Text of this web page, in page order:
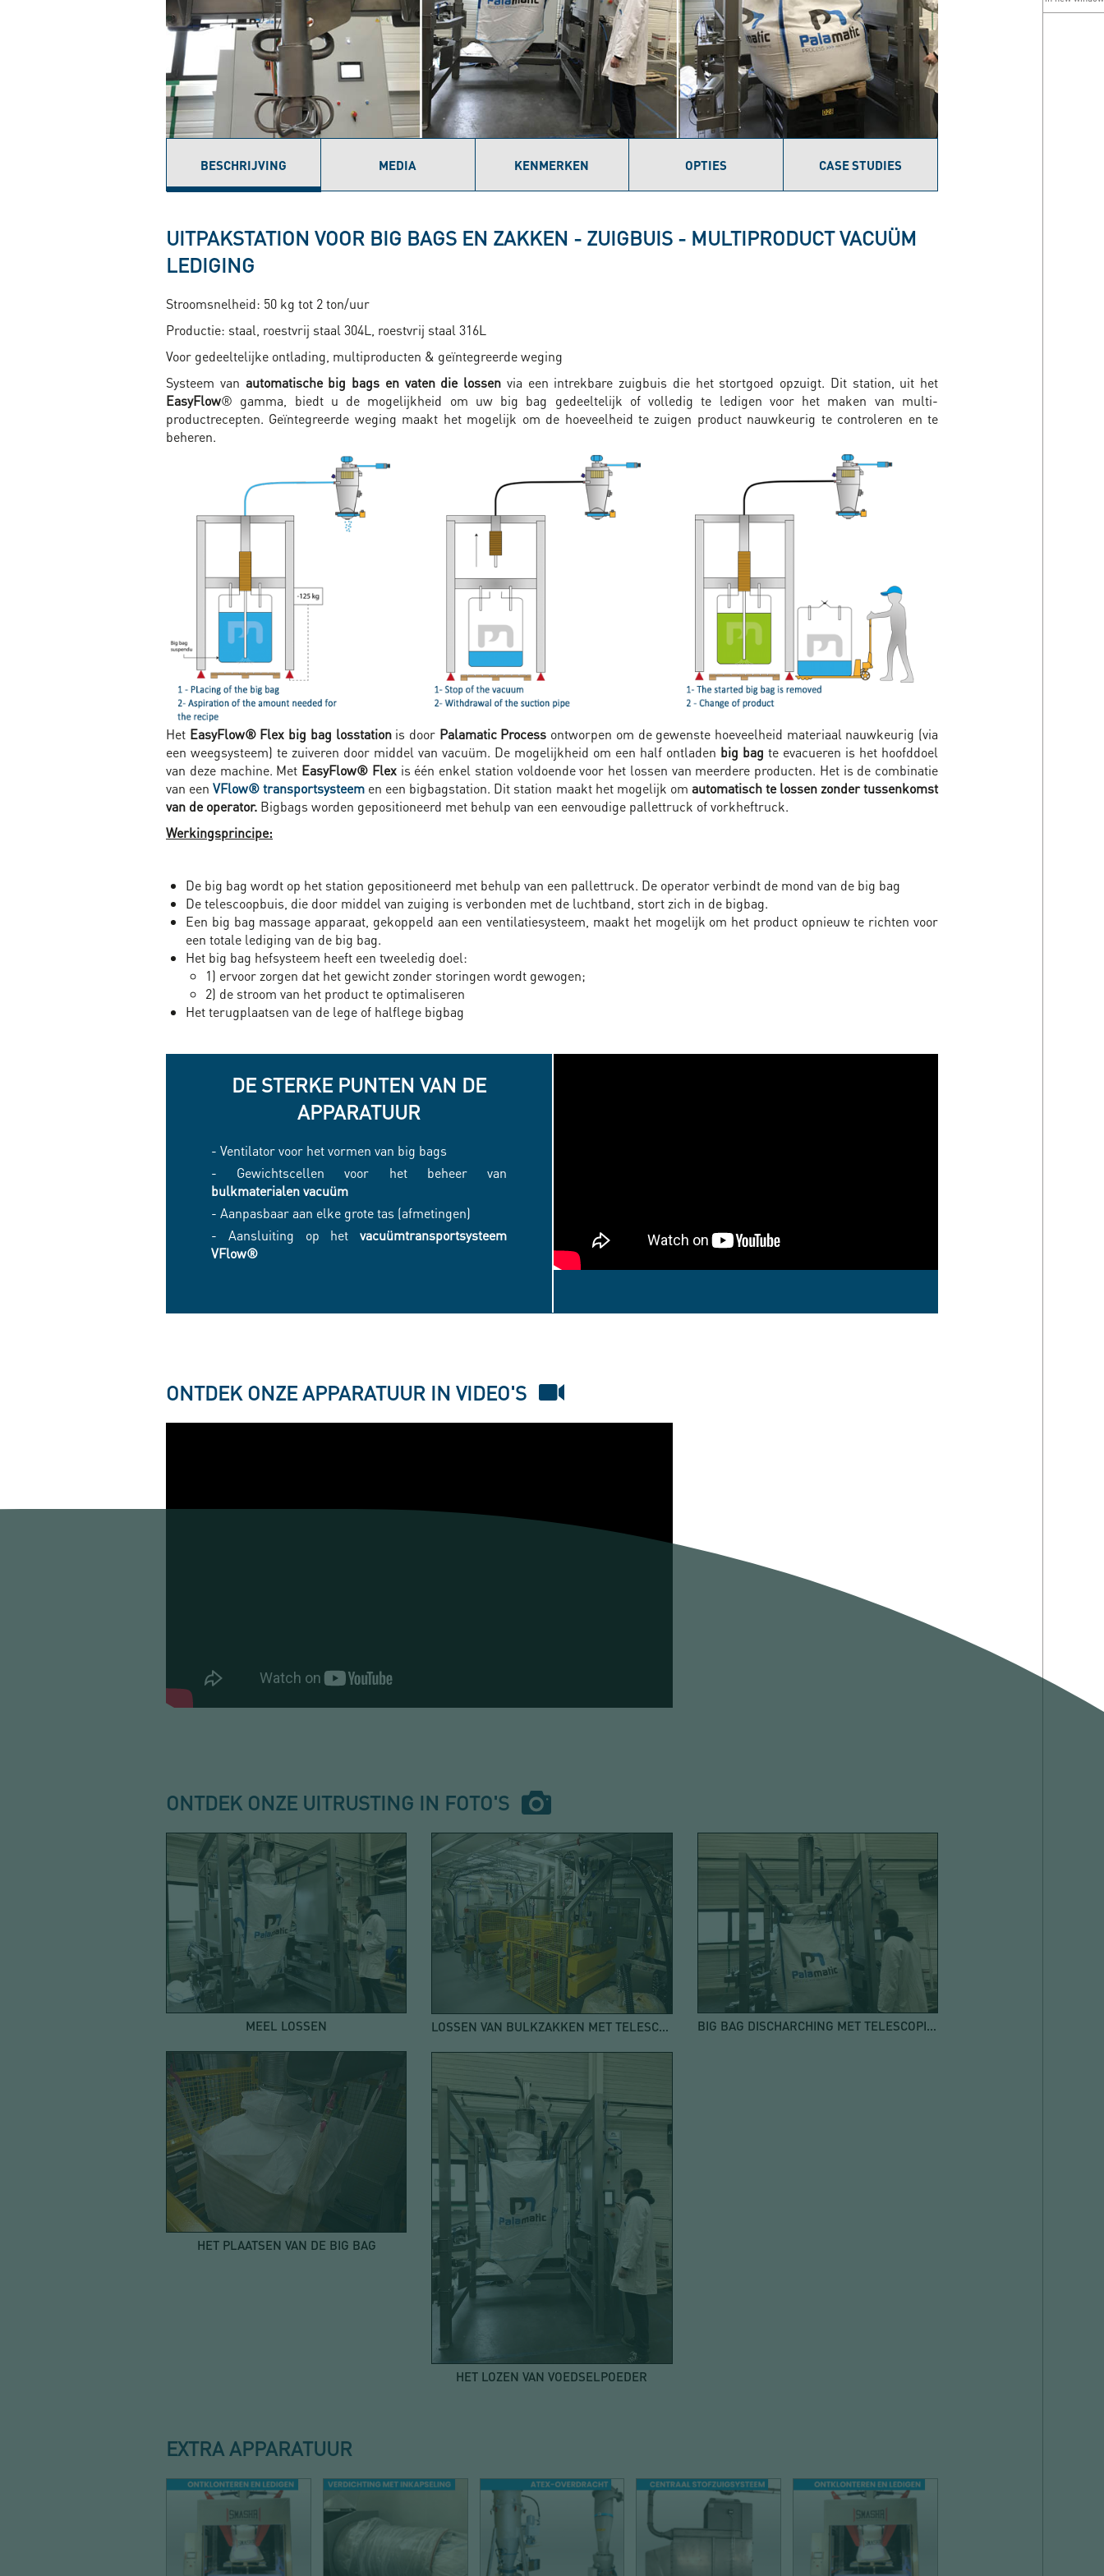
BESCHRIJVING
MEDIA KENMERKEN OPTIES CASE STUDIES
UITPAKSTATION VOOR BIG BAGS EN ZAKKEN - ZUIGBUIS - MULTIPRODUCT VACUÜM
LEDIGING
Stroomsnelheid: 50 kg tot 2 ton/uur
Productie: staal, roestvrij staal 304L, roestvrij staal 316L
Voor gedeeltelijke ontlading, multiproducten & geïntegreerde weging
Systeem van automatische big bags en vaten die lossen via een intrekbare zuigbuis die het stortgoed opzuigt. Dit station, uit het
EasyFlow® gamma, biedt u de mogelijkheid om uw big bag gedeeltelijk of volledig te ledigen voor het maken van multi-
productrecepten. Geïntegreerde weging maakt het mogelijk om de hoeveelheid te zuigen product nauwkeurig te controleren en te
beheren.
Het EasyFlow® Flex big bag losstation is door Palamatic Process ontworpen om de gewenste hoeveelheid materiaal nauwkeurig (via
een weegsysteem) te zuiveren door middel van vacuüm. De mogelijkheid om een half ontladen big bag te evacueren is het hoofddoel
van deze machine. Met EasyFlow® Flexis één enkel station voldoende voor het lossen van meerdere producten. Het is de combinatie
van eenVFlow® transportsysteem en een bigbagstation. Dit station maakt het mogelijk om automatisch te lossen zonder tussenkomst
van de operator. Bigbags worden gepositioneerd met behulp van een eenvoudige pallettruck of vorkheftruck.
Werkingsprincipe:
De big bag wordt op het station gepositioneerd met behulp van een pallettruck. De operator verbindt de mond van de big bag
De telescoopbuis, die door middel van zuiging is verbonden met de luchtband, stort zich in de bigbag.
Een big bag massage apparaat, gekoppeld aan een ventilatiesysteem, maakt het mogelijk om het product opnieuw te richten voor
een totale lediging van de big bag.
Het big bag hefsysteem heeft een tweeledig doel:
1) ervoor zorgen dat het gewicht zonder storingen wordt gewogen;
2) de stroom van het product te optimaliseren
Het terugplaatsen van de lege of halflege bigbag
DE STERKE PUNTEN VAN DE
APPARATUUR
- Ventilator voor het vormen van big bags
- Gewichtscellen voor het beheer van
bulkmaterialen vacuüm
- Aanpasbaar aan elke grote tas (afmetingen)
- Aansluiting op het vacuümtransportsysteem
VFlow®
FLEX
BAG
DISCHARGING
ONTDEK ONZE APPARATUUR IN VIDEO'S
ONTDEK ONZE UITRUSTING IN FOTO'S
MEEL LOSSEN
HET PLAATSEN VAN DE BIG BAG
LOSSEN VAN BULKZAKKEN MET TELESCOPISCHE ZUIGBUIS
HET LOZEN VAN VOEDSELPOEDER
BIG BAG DISCHARCHING MET TELESCOPISCHE ZUIGBUIS
EXTRA APPARATUUR
LOSSEN LOSSEN CONVEYING LOSSEN